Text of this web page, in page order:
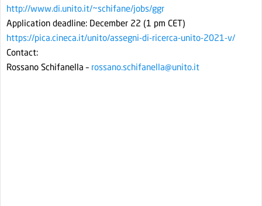
http://www.di.unito.it/~schifane/jobs/ggr
Application deadline: December 22 (1 pm CET)
https://pica.cineca.it/unito/assegni-di-ricerca-unito-2021-v/
Contact:
Rossano Schifanella – rossano.schifanella@unito.it